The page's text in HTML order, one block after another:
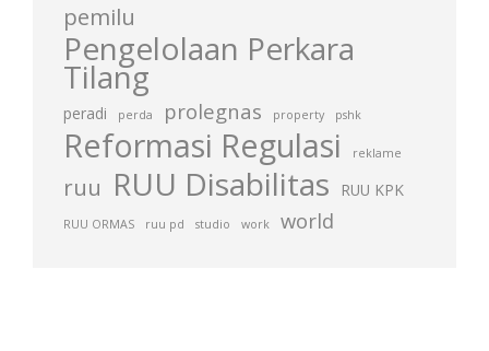
pemilu
Pengelolaan Perkara
Tilang
peradi perda prolegnas property pshk
Reformasi Regulasi reklame
ruu RUU Disabilitas RUU KPK
RUU ORMAS ruu pd studio work world